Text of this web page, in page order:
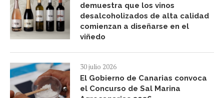
demuestra que los vinos
desalcoholizados de alta calidad
comienzan a diseñarse en el
viñedo
30 julio 2026
El Gobierno de Canarias convoca
el Concurso de Sal Marina